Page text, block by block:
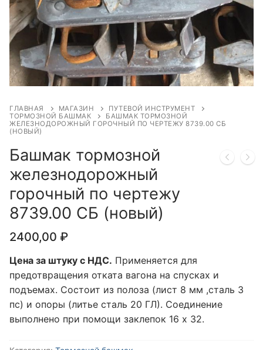
ГЛАВНАЯ МАГАЗИН
ПУТЕВОЙ ИНСТРУМЕНТ
ТОРМОЗНОЙ БАШМАК
БАШМАК ТОРМОЗНОЙ
ЖЕЛЕЗНОДОРОЖНЫЙ ГОРОЧНЫЙ ПО ЧЕРТЕЖУ 8739.00 СБ
(НОВЫЙ)
Башмак тормозной
железнодорожный
горочный по чертежу
8739.00 СБ (новый)
2400,00 ₽
Цена за штуку с НДС. Применяется для
предотвращения отката вагона на спусках и
подъемах. Состоит из полоза (лист 8 мм ,сталь 3
пс) и опоры (литье сталь 20 ГЛ). Соединение
выполнено при помощи заклепок 16 х 32.